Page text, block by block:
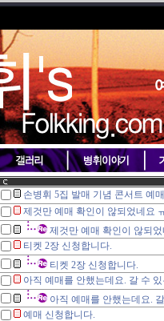
손병휘 5집 발매 기념 콘서트 예
제것만 예매 확인이 않되었네요
제것만 예매 확인이 않되
티켓 2장 신청합니다.
티켓 2장 신청합니다.
아직 예매를 안했는데요. 갈 수
아직 예매를 안했는데요.
예매 신청합니다.